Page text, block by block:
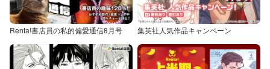
Renta!書店員の私的偏愛通信8月号 集英社人気作品キャンペーン